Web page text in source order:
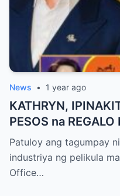
News • 1 year ago
KATHRYN,
PESOS na REGALO
SA BOX OFFICE
Patuloy ang tagumpay
industriya ng pelikula
Office…